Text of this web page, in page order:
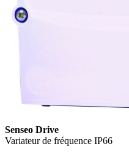
Senseo Drive
Variateur de fréquence IP66